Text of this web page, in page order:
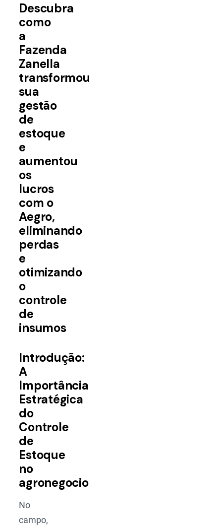
Descubra
como
a
Fazenda
Zanella
transformou
sua
gestão
de
estoque
e
aumentou
os
lucros
com o
Aegro,
eliminando
perdas
e
otimizando
o
controle
de
insumos
Introdução:
A
Importância
Estratégica
do
Controle
de
Estoque
no
agronegocio
No
campo,